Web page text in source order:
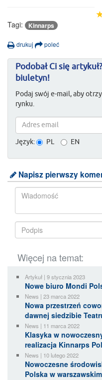
Tagi:
Kinnarps
drukuj poleć
Podobał Ci się
biuletyn!
Podaj swój e-mail, aby
rynku.
Język: PL EN
Napisz pierwszy
Więcej na temat:
Artykuł | 9 stycznia 2023
Nowe biuro Mondi
News | 23 marca 2022
Nowa przestrzeń
dawnej siedzibie
News | 11 marca 2022
Klasyka w
realizacja Kinnarps
News | 10 lutego 2022
Nowoczesne
Polska w